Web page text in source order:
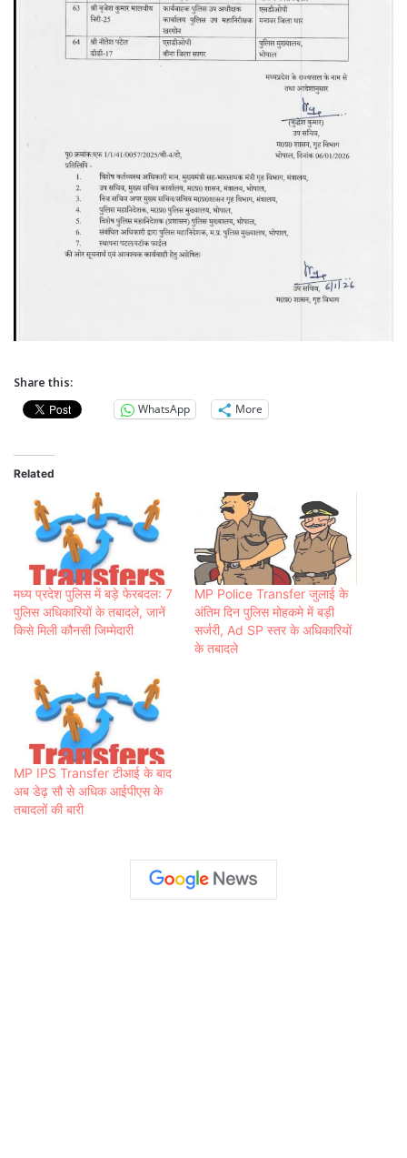
Share this:
WhatsApp
More
Related
मध्य प्रदेश पुलिस में बड़े फेरबदल: 7
पुलिस अधिकारियों के तबादले, जानें
किसे मिली कौनसी जिम्मेदारी
MP Police Transfer जुलाई के
अंतिम दिन पुलिस मोहकमे में बड़ी
सर्जरी, Ad SP स्तर के अधिकारियों
के तबादले
MP IPS Transfer टीआई के बाद
अब डेढ़ सौ से अधिक आईपीएस के
तबादलों की बारी